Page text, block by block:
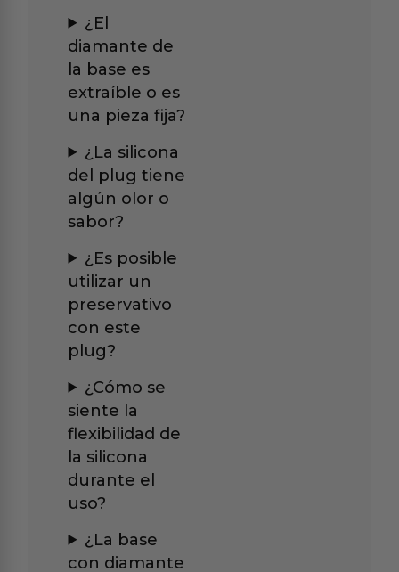
¿El
diamante de
la base es
extraíble o es
una pieza fija?
¿La silicona
del plug tiene
algún olor o
sabor?
¿Es posible
utilizar un
preservativo
con este
plug?
¿Cómo se
siente la
flexibilidad de
la silicona
durante el
uso?
¿La base
con diamante